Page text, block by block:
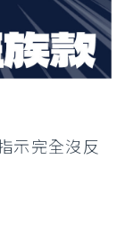
示完全沒反